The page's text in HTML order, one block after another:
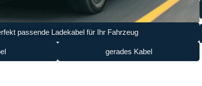
passende Ladekabel für Ihr Fahrzeug
gerades Kabel